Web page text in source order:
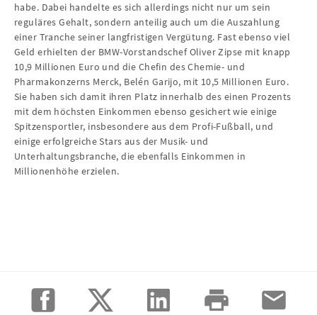
habe. Dabei handelte es sich allerdings nicht nur um sein
reguläres Gehalt, sondern anteilig auch um die Auszahlung
einer Tranche seiner langfristigen Vergütung. Fast ebenso viel
Geld erhielten der BMW-Vorstandschef Oliver Zipse mit knapp
10,9 Millionen Euro und die Chefin des Chemie- und
Pharmakonzerns Merck, Belén Garijo, mit 10,5 Millionen Euro.
Sie haben sich damit ihren Platz innerhalb des einen Prozents
mit dem höchsten Einkommen ebenso gesichert wie einige
Spitzensportler, insbesondere aus dem Profi-Fußball, und
einige erfolgreiche Stars aus der Musik- und
Unterhaltungsbranche, die ebenfalls Einkommen in
Millionenhöhe erzielen.